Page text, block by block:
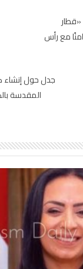
مع رأس
جدل حول إنشاء
المقدسة